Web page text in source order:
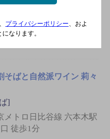
大江戸線（環状部） 六本
5番口 徒歩2分
そばと自然派ワイン 莉々
]
メトロ日比谷線 六本木駅
徒歩1分
プライバシーポリシー 、およ
なります。